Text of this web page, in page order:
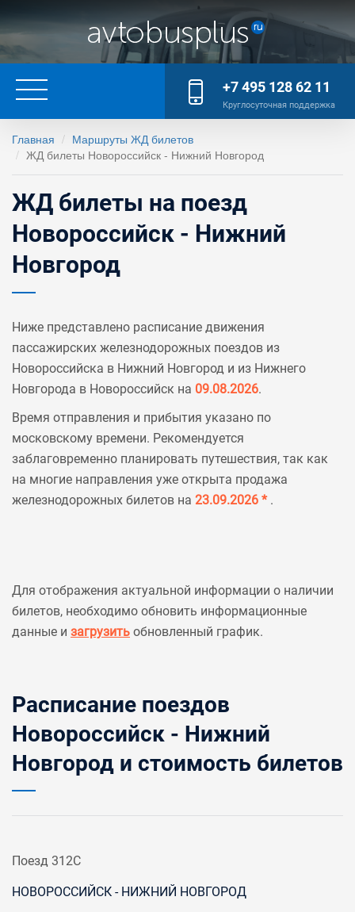
+7 495 128 62 11
Круглосуточная поддержка
Главная
Маршруты ЖД билетов
ЖД билеты Новороссийск - Нижний Новгород
ЖД билеты на поезд
Новороссийск - Нижний
Новгород
Ниже представлено расписание движения
пассажирских железнодорожных поездов из
Новороссийска в Нижний Новгород и из Нижнего
Новгорода в Новороссийск на 09.08.2026.
Время отправления и прибытия указано по
московскому времени. Рекомендуется
заблаговременно планировать путешествия, так как
на многие направления уже открыта продажа
железнодорожных билетов на 23.09.2026 * .
Для отображения актуальной информации о наличии
билетов, необходимо обновить информационные
данные и загрузить обновленный график.
Расписание поездов
Новороссийск - Нижний
Новгород и стоимость билетов
Поезд 312С
НОВОРОССИЙСК - НИЖНИЙ НОВГОРОД